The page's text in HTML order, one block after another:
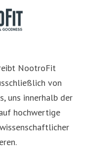
NootroFit
von
uns innerhalb der
hochwertige